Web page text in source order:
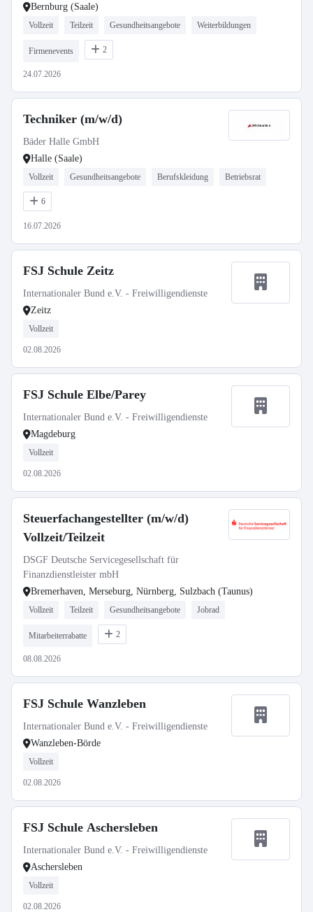
Bernburg (Saale)
Vollzeit Teilzeit Gesundheitsangebote Weiterbildungen
Firmenevents 2
24.07.2026
Techniker (m/w/d)
Bäder Halle GmbH
Halle (Saale)
Vollzeit Gesundheitsangebote Berufskleidung Betriebsrat
6
16.07.2026
FSJ Schule Zeitz
Internationaler Bund e.V. - Freiwilligendienste
Zeitz
Vollzeit
02.08.2026
FSJ Schule Elbe/Parey
Internationaler Bund e.V. - Freiwilligendienste
Magdeburg
Vollzeit
02.08.2026
Steuerfachangestellter (m/w/d)
Vollzeit/Teilzeit
DSGF Deutsche Servicegesellschaft für
Finanzdienstleister mbH
Bremerhaven, Merseburg, Nürnberg, Sulzbach (Taunus)
Vollzeit Teilzeit Gesundheitsangebote Jobrad
Mitarbeiterrabatte 2
08.08.2026
FSJ Schule Wanzleben
Internationaler Bund e.V. - Freiwilligendienste
Wanzleben-Börde
Vollzeit
02.08.2026
FSJ Schule Aschersleben
Internationaler Bund e.V. - Freiwilligendienste
Aschersleben
Vollzeit
02.08.2026